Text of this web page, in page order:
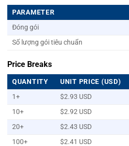
PARAMETER
Đóng gói
Số lượng gói tiêu chuẩn
Price Breaks
QUANTITY UNIT PRICE (USD)
1+
$2.93 USD
10+
$2.92 USD
20+
$2.43 USD
100+
$2.41 USD